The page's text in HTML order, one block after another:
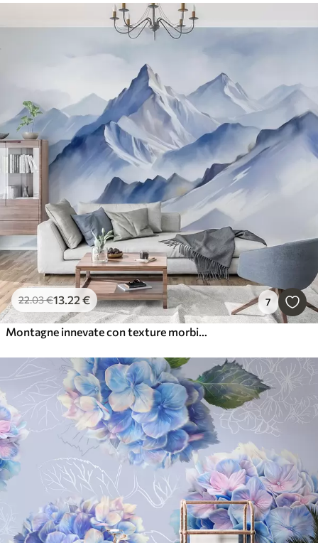
22.03€13.22 € 7
Montagne innevate con texture morbida, effetto acquerello e una tavolozza di colori blu e bianco.